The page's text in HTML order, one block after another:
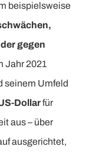
beispielsweise
gegen
Jahr 2021
seinem Umfeld
Dollarfür
aus – über
ausgerichtet,